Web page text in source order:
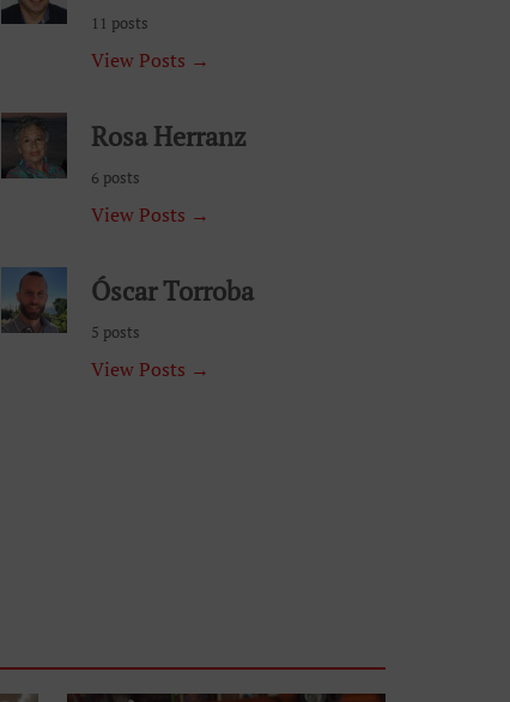
11 posts
View Posts →
Rosa Herranz
6 posts
View Posts →
Óscar Torroba
5 posts
View Posts →